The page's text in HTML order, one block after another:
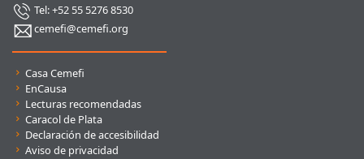
Tel: +52 55 5276 8530
cemefi@cemefi.org
Enlaces rápidos
Casa Cemefi
EnCausa
Lecturas recomendadas
Caracol de Plata
Declaración de accesibilidad
Aviso de privacidad